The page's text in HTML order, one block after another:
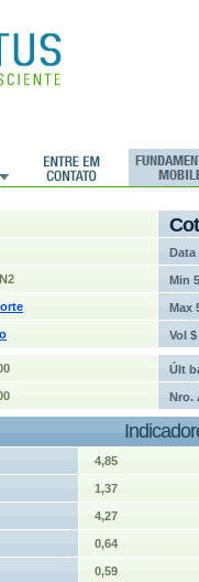
Min
Max
Vol
Últ
Nro.
4,85
1,37
4,27
0,64
0,59